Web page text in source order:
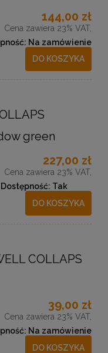
144,00 zł
Cena zawiera 23% VAT,
Na zamówienie
DO KOSZYKA
green
227,00 zł
Cena zawiera 23% VAT,
Dostępność: Tak
DO KOSZYKA
COLLAPS
39,00 zł
Cena zawiera 23% VAT,
Na zamówienie
DO KOSZYKA